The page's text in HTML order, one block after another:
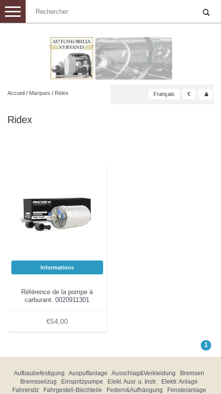
Toggle
navigation
Accueil / Marques / Ridex Français €
Ridex
Informations
Référence de la pompe à
carburant. 0020911301
€54,00
1
Aufbaubefestigung Auspuffanlage Ausschlag&Verkleidung
Bremsen
Bremsseilzug
Einspritzpumpe Elekt. Ausr. u. Instr.
Elektr. Anlage
Fahrersitz
Fahrgestell-Blechteile Federn&Aufhängung
Fensteranlage